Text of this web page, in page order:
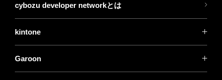
cybozu developer networkとは
kintone
Garoon